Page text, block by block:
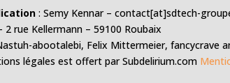
: Semy Kennar – contact[at]sdtech-
2 rue Kellermann – 59100 Roubaix
abootalebi, Felix Mittermeier, fancycrave
légales est offert par Subdelirium.com